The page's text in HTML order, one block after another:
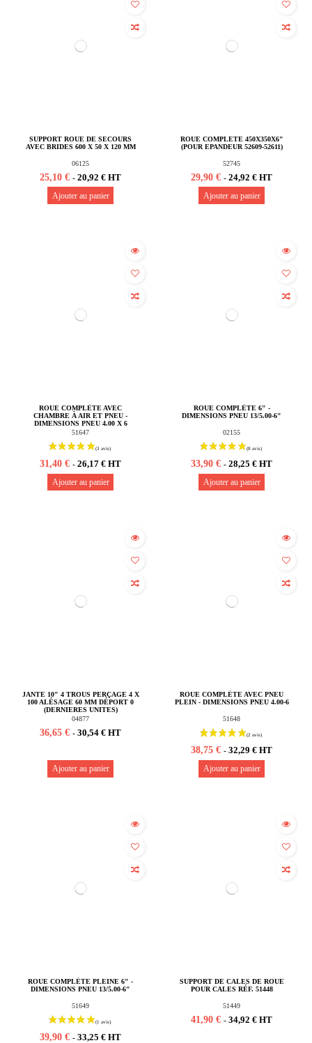
SUPPORT ROUE DE SECOURS
AVEC BRIDES 600 X 50 X 120 MM
06125
25,10 € - 20,92 € HT
Ajouter au panier
ROUE COMPLETE 450X350X6"
(POUR EPANDEUR 52609-52611)
52745
29,90 € - 24,92 € HT
Ajouter au panier
ROUE COMPLÈTE AVEC
CHAMBRE À AIR ET PNEU -
DIMENSIONS PNEU 4.00 X 6
51647
31,40 € - 26,17 € HT
Ajouter au panier
ROUE COMPLÈTE 6" -
DIMENSIONS PNEU 13/5.00-6"
02155
33,90 € - 28,25 € HT
Ajouter au panier
JANTE 10" 4 TROUS PERÇAGE 4 X
100 ALÉSAGE 60 MM DÉPORT 0
(DERNIERES UNITES)
04877
36,65 € - 30,54 € HT
Ajouter au panier
ROUE COMPLÈTE AVEC PNEU
PLEIN - DIMENSIONS PNEU 4.00-6
51648
38,75 € - 32,29 € HT
Ajouter au panier
ROUE COMPLÈTE PLEINE 6" -
DIMENSIONS PNEU 13/5.00-6"
51649
39,90 € - 33,25 € HT
SUPPORT DE CALES DE ROUE
POUR CALES RÉF. 51448
51449
41,90 € - 34,92 € HT